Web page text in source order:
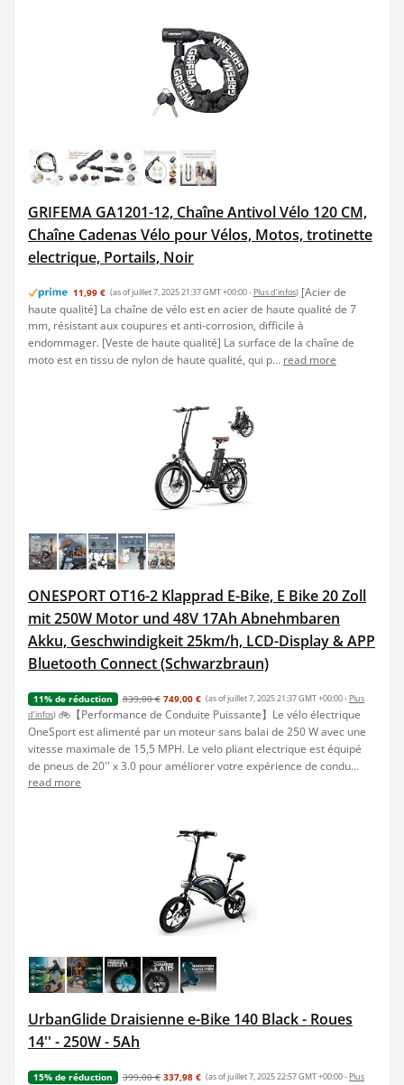
GRIFEMA GA1201-12, Chaîne Antivol Vélo 120 CM,
Chaîne Cadenas Vélo pour Vélos, Motos, trotinette
electrique, Portails, Noir
11,99 € (as of juillet 7, 2025 21:37 GMT +00:00 - Plus d’infos) [Acier de
haute qualité] La chaîne de vélo est en acier de haute qualité de 7
mm, résistant aux coupures et anti-corrosion, difficile à
endommager. [Veste de haute qualité] La surface de la chaîne de
moto est en tissu de nylon de haute qualité, qui p... read more
ONESPORT OT16-2 Klapprad E-Bike, E Bike 20 Zoll
mit 250W Motor und 48V 17Ah Abnehmbaren
Akku, Geschwindigkeit 25km/h, LCD-Display & APP
Bluetooth Connect (Schwarzbraun)
11% de réduction 839,00 € 749,00 € (as of juillet 7, 2025 21:37 GMT +00:00 - Plus
d’infos) 🚲【Performance de Conduite Puissante】Le vélo électrique
OneSport est alimenté par un moteur sans balai de 250 W avec une
vitesse maximale de 15,5 MPH. Le velo pliant electrique est équipé
de pneus de 20'' x 3.0 pour améliorer votre expérience de condu...
read more
UrbanGlide Draisienne e-Bike 140 Black - Roues
14'' - 250W - 5Ah
15% de réduction 399,00 € 337,98 € (as of juillet 7, 2025 22:57 GMT +00:00 - Plus